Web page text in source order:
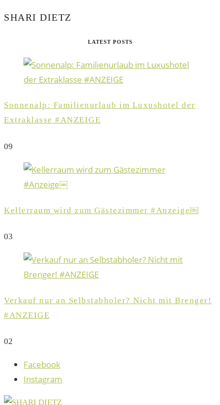
SHARI DIETZ
LATEST POSTS
Sonnenalp: Familienurlaub im Luxushotel der
Extraklasse #ANZEIGE
09
Kellerraum wird zum Gästezimmer #Anzeige￼
03
Verkauf nur an Selbstabholer? Nicht mit Brenger!
#ANZEIGE
02
Facebook
Instagram